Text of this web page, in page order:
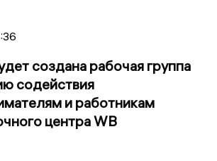
создана рабочая группа
содействия
и работникам
центра WB